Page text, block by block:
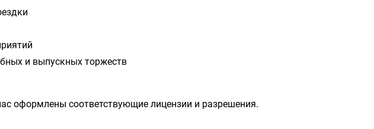
и выпускных торжеств
оформлены соответствующие лицензии и разрешения.